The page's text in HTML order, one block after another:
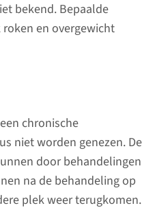
bekend. Bepaalde
en overgewicht
chronische
niet worden genezen. De
door behandelingen
na de behandeling op
plek weer terugkomen.
kantooruren,
feestdagen.
doen?
enkele tips
de